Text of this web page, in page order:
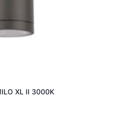
XL II 3000K